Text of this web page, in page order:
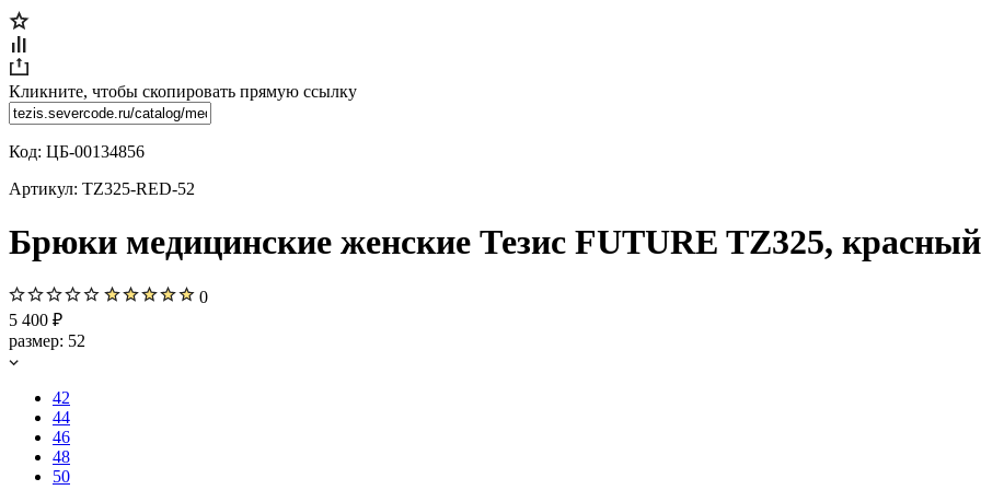
Кликните, чтобы скопировать прямую ссылку
Код: ЦБ-00134856
Артикул: TZ325-RED-52
Брюки медицинские женские Тезис FUTURE TZ325,
0
5 400 ₽
размер: 52
42
44
46
48
50